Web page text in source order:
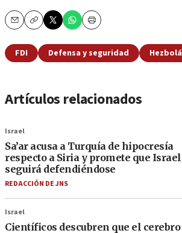
EmailCopy Print
FDI Defensa y seguridad Hezbolá
Artículos relacionados
Israel
Sa’ar acusa a Turquía de hipocresía
respecto a Siria y promete que Israel
seguirá defendiéndose
REDACCIÓN DE JNS
Israel
Científicos descubren que el cerebro